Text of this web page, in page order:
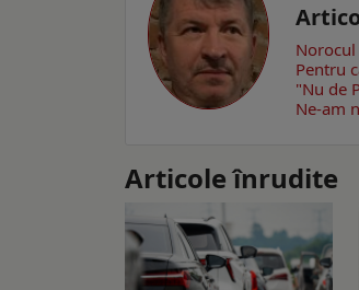
Norocul
Pentru
"Nu de
Ne-am
Articole înrudite